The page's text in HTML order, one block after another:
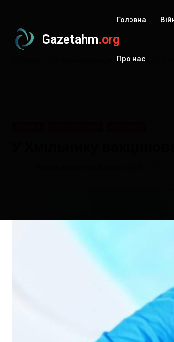
Gazetahm.org
Головна
Про нас
У Хмільнику вакциновано більше 12